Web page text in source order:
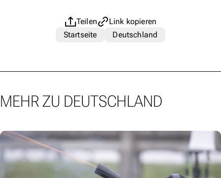
Teilen
Link kopieren
Startseite
Deutschland
MEHR ZU DEUTSCHLAND